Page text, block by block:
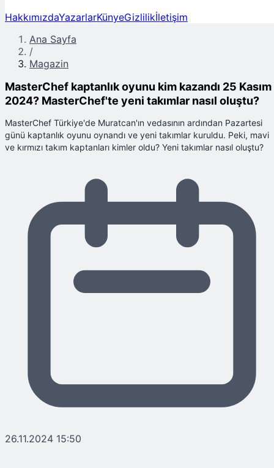
HakkımızdaYazarlarKünyeGizlilikİletişim
Ana Sayfa
/
Magazin
MasterChef kaptanlık oyunu kim kazandı 25 Kasım
2024? MasterChef'te yeni takımlar nasıl oluştu?
MasterChef Türkiye'de Muratcan'ın vedasının ardından Pazartesi
günü kaptanlık oyunu oynandı ve yeni takımlar kuruldu. Peki, mavi
ve kırmızı takım kaptanları kimler oldu? Yeni takımlar nasıl oluştu?
26.11.2024 15:50